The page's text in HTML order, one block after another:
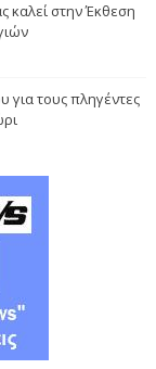
καλεί στην Έκθεση
τους πληγέντες